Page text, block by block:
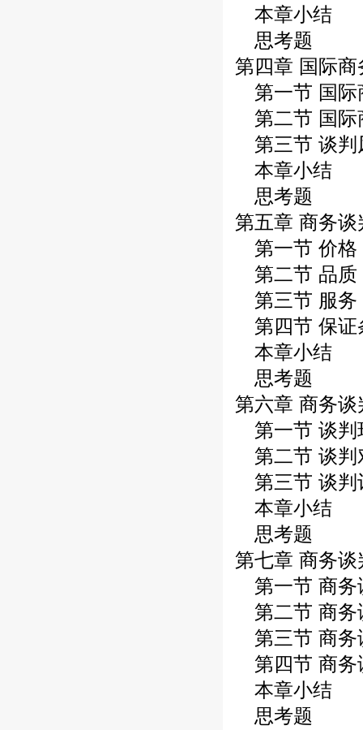
本章小结
思考题
第四章 国际商
第一节 国际
第二节 国际
第三节 谈判
本章小结
思考题
第五章 商务谈
第一节 价格
第二节 品质
第三节 服务
第四节 保证
本章小结
思考题
第六章 商务
第一节 谈判
第二节 谈判
第三节 谈判
本章小结
思考题
第七章 商务谈
第一节 商务
第二节 商务
第三节 商务
第四节 商务
本章小结
思考题